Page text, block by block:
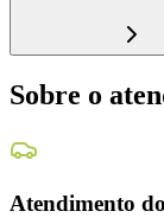
Sobre o
Atendimento